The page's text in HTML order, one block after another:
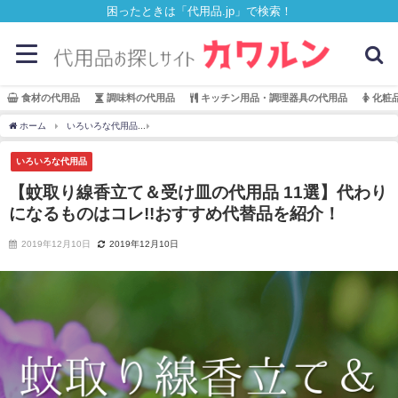
困ったときは「代用品.jp」で検索！
食材の代用品 調味料の代用品 キッチン用品・調理器具の代用品 化粧
ホーム いろいろな代用品
いろいろな代用品
【蚊取り線香立て＆受け皿の代用品 11選】代わり
になるものはコレ!!おすすめ代替品を紹介！
2019年12月10日 2019年12月10日